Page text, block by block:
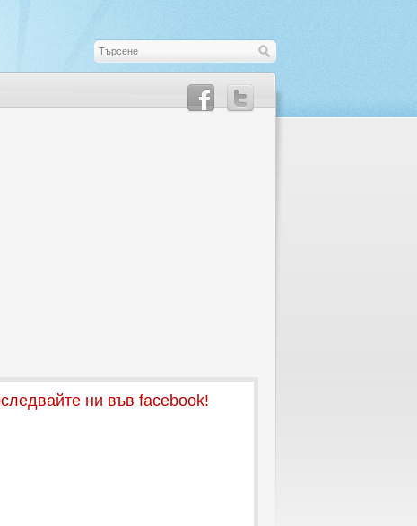
ни във facebook!